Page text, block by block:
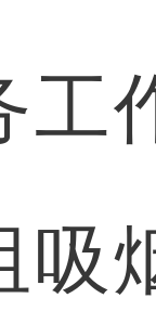
工
吸